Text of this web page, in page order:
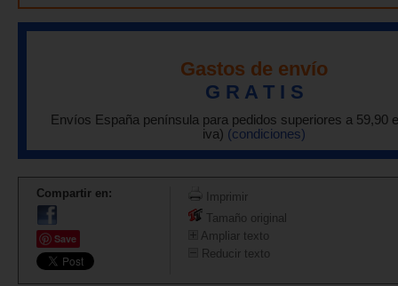
Gastos de envío
G R A T I S
Envíos España península para pedidos superiores a 59,90
iva) (condiciones)
Compartir en:
Save
Imprimir
Tamaño original
Ampliar texto
Reducir texto